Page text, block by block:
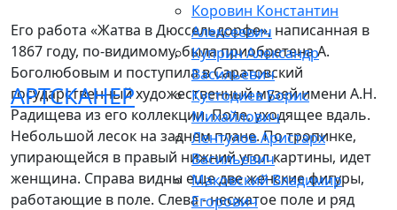
АРТСКАНЕР
Коровин Константин
Алексеевич
Куприн Александр
Васильевич
Кустодиев Борис
Михайлович
Лентулов Аристарх
Васильевич
Маковский Владимир
Егорович
Его работа «Жатва в Дюссельдорфе», написанная в
1867 году, по-видимому, была приобретена А.
Боголюбовым и поступила в Саратовский
государственный художественный музей имени А.Н.
Радищева из его коллекции. Поле, уходящее вдаль.
Небольшой лесок на заднем плане. По тропинке,
упирающейся в правый нижний угол картины, идет
женщина. Справа видны еще две женские фигуры,
работающие в поле. Слева - несжатое поле и ряд